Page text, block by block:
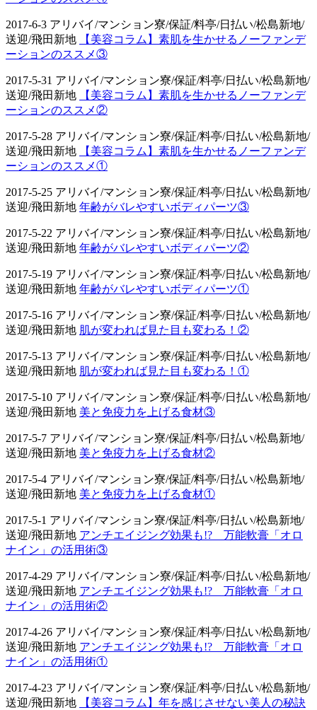
2017-6-3 アリバイ/マンション寮/保証/料亭/日払い/松島新地/
送迎/飛田新地
【美容コラム】素肌を生かせるノーファンデ
ーションのススメ③
2017-5-31 アリバイ/マンション寮/保証/料亭/日払い/松島新地/
送迎/飛田新地
【美容コラム】素肌を生かせるノーファンデ
ーションのススメ②
2017-5-28 アリバイ/マンション寮/保証/料亭/日払い/松島新地/
送迎/飛田新地
【美容コラム】素肌を生かせるノーファンデ
ーションのススメ①
2017-5-25 アリバイ/マンション寮/保証/料亭/日払い/松島新地/
送迎/飛田新地 年齢がバレやすいボディパーツ③
2017-5-22 アリバイ/マンション寮/保証/料亭/日払い/松島新地/
送迎/飛田新地 年齢がバレやすいボディパーツ②
2017-5-19 アリバイ/マンション寮/保証/料亭/日払い/松島新地/
送迎/飛田新地 年齢がバレやすいボディパーツ①
2017-5-16 アリバイ/マンション寮/保証/料亭/日払い/松島新地/
送迎/飛田新地 肌が変われば見た目も変わる！②
2017-5-13 アリバイ/マンション寮/保証/料亭/日払い/松島新地/
送迎/飛田新地 肌が変われば見た目も変わる！①
2017-5-10 アリバイ/マンション寮/保証/料亭/日払い/松島新地/
送迎/飛田新地 美と免疫力を上げる食材③
2017-5-7 アリバイ/マンション寮/保証/料亭/日払い/松島新地/
送迎/飛田新地 美と免疫力を上げる食材②
2017-5-4 アリバイ/マンション寮/保証/料亭/日払い/松島新地/
送迎/飛田新地 美と免疫力を上げる食材①
2017-5-1 アリバイ/マンション寮/保証/料亭/日払い/松島新地/
送迎/飛田新地 アンチエイジング効果も!? 万能軟膏「オロ
ナイン」の活用術③
2017-4-29 アリバイ/マンション寮/保証/料亭/日払い/松島新地/
送迎/飛田新地 アンチエイジング効果も!? 万能軟膏「オロ
ナイン」の活用術②
2017-4-26 アリバイ/マンション寮/保証/料亭/日払い/松島新地/
送迎/飛田新地 アンチエイジング効果も!? 万能軟膏「オロ
ナイン」の活用術①
2017-4-23 アリバイ/マンション寮/保証/料亭/日払い/松島新地/
送迎/飛田新地
【美容コラム】年を感じさせない美人の秘訣